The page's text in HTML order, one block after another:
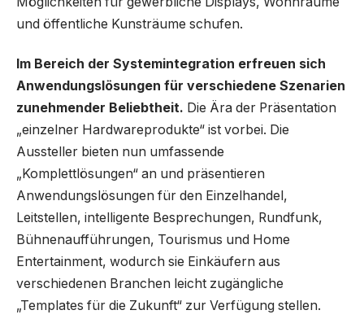
und öffentliche Kunsträume schufen.
Im Bereich der Systemintegration erfreuen sich
Anwendungslösungen für verschiedene Szenarien
zunehmender Beliebtheit. Die Ära der Präsentation
„einzelner Hardwareprodukte“ ist vorbei. Die
Aussteller bieten nun umfassende
„Komplettlösungen“ an und präsentieren
Anwendungslösungen für den Einzelhandel,
Leitstellen, intelligente Besprechungen, Rundfunk,
Bühnenaufführungen, Tourismus und Home
Entertainment, wodurch sie Einkäufern aus
verschiedenen Branchen leicht zugängliche
„Templates für die Zukunft“ zur Verfügung stellen.